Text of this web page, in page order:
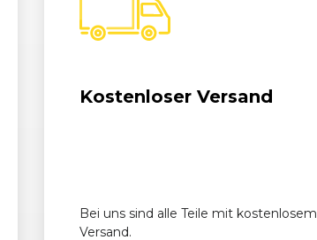
Kostenloser Versand
Bei uns sind alle Teile mit kostenlosem
Versand.